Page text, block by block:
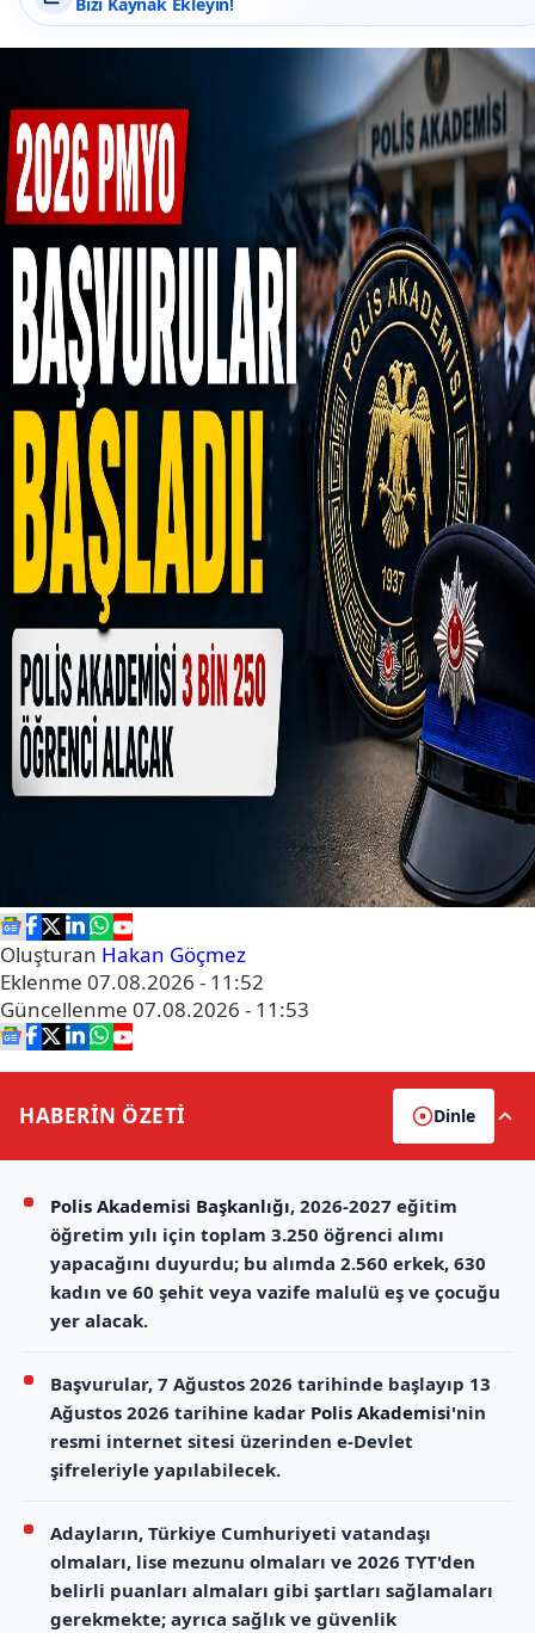
Oluşturan Hakan Göçmez
Eklenme 07.08.2026 - 11:52
Güncellenme 07.08.2026 - 11:53
HABERİN ÖZETİ Dinle
Polis Akademisi Başkanlığı, 2026-2027 eğitim
öğretim yılı için toplam 3.250 öğrenci alımı
yapacağını duyurdu; bu alımda 2.560 erkek, 630
kadın ve 60 şehit veya vazife malulü eş ve çocuğu
yer alacak.
Başvurular, 7 Ağustos 2026 tarihinde başlayıp 13
Ağustos 2026 tarihine kadar Polis Akademisi'nin
resmi internet sitesi üzerinden e-Devlet
şifreleriyle yapılabilecek.
Adayların, Türkiye Cumhuriyeti vatandaşı
olmaları, lise mezunu olmaları ve 2026 TYT'den
belirli puanları almaları gibi şartları sağlamaları
gerekmekte; ayrıca sağlık ve güvenlik